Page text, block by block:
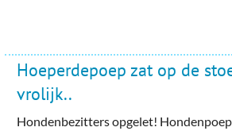
Hoeperdepoep zat op de
vrolijk..
Hondenbezitters opgelet!